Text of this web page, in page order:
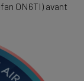
ON6TI) avant